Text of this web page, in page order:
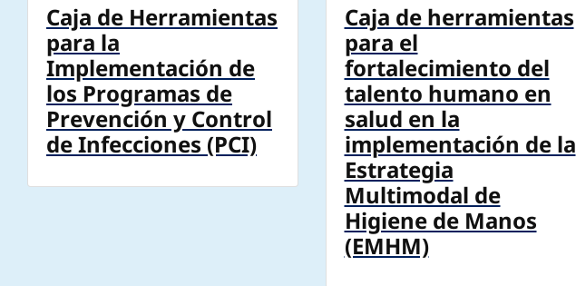
Caja de Herramientas
para la
Implementación de
los Programas de
Prevención y Control
de Infecciones (PCI)
Caja de herramientas
para el
fortalecimiento del
talento humano en
salud en la
implementación de la
Estrategia
Multimodal de
Higiene de Manos
(EMHM)